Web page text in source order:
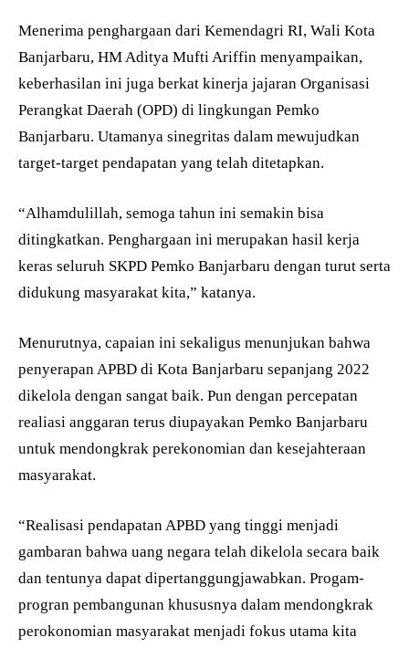
Menerima penghargaan dari Kemendagri RI, Wali Kota
Banjarbaru, HM Aditya Mufti Ariffin menyampaikan,
keberhasilan ini juga berkat kinerja jajaran Organisasi
Perangkat Daerah (OPD) di lingkungan Pemko
Banjarbaru. Utamanya sinegritas dalam mewujudkan
target-target pendapatan yang telah ditetapkan.
“Alhamdulillah, semoga tahun ini semakin bisa
ditingkatkan. Penghargaan ini merupakan hasil kerja
keras seluruh SKPD Pemko Banjarbaru dengan turut serta
didukung masyarakat kita,” katanya.
Menurutnya, capaian ini sekaligus menunjukan bahwa
penyerapan APBD di Kota Banjarbaru sepanjang 2022
dikelola dengan sangat baik. Pun dengan percepatan
realiasi anggaran terus diupayakan Pemko Banjarbaru
untuk mendongkrak perekonomian dan kesejahteraan
masyarakat.
“Realisasi pendapatan APBD yang tinggi menjadi
gambaran bahwa uang negara telah dikelola secara baik
dan tentunya dapat dipertanggungjawabkan. Progam-
progran pembangunan khususnya dalam mendongkrak
perokonomian masyarakat menjadi fokus utama kita